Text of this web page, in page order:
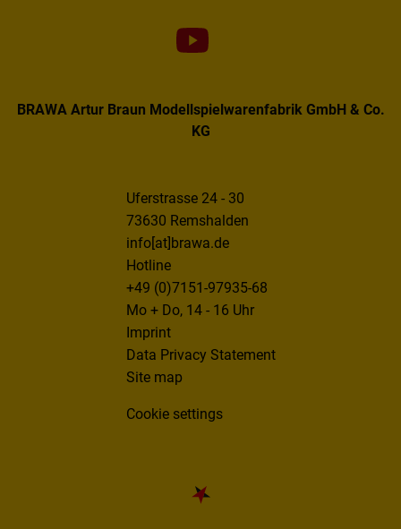
BRAWA Artur Braun Modellspielwarenfabrik GmbH & Co.
KG
Uferstrasse 24 - 30
73630 Remshalden
info[at]brawa.de
Hotline
+49 (0)7151-97935-68
Mo + Do, 14 - 16 Uhr
Imprint
Data Privacy Statement
Site map
Cookie settings